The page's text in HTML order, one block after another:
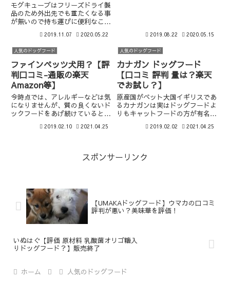
モグキューブはフリーズドライ製
品のため外出先でも重たくなる事
が無いので持ち運びに便利なこ
の栄養価がとても高い事が決め手
の理由でした。
2019.11.07 2020.05.22 2019.08.22 2020.05.15
人気のドッグフード
ファインペッツ犬用？【評
判口コミ-通販の楽天
Amazon等】
今時点では、アレルギーなどは気
になりませんが、質の良くないド
ックフードをあげ続けているとア
と聞いています。出来るだけ長生
2019.02.10 2021.04.25
人気のドッグフード
カナガン ドッグフード
【口コミ 評判 量は？楽天
でお試し？】
原産国がペット大国イギリスであ
るカナガンは実はドッグフードよ
りもキャットフードの方が有名。
ガンドッグフードを量を沢山食べ
からの口コミ評判です
2019.02.02 2021.04.25
スポンサーリンク
【UMAKAドッグフード】ウマカの口コミ
評判が悪い？美味華を評価！
いぬはぐ【評価 原材料 乳酸菌オリゴ糖入
りドッグフード？】販売終了
ホーム 人気のドッグフード